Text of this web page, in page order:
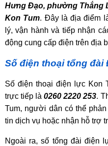
Hưng Đạo, phường Thắng
Kon Tum. Đây là địa điểm
lý, vận hành và tiếp nhận
động cung cấp điện trên địa
Số điện thoại tổng
Số điện thoại điện lực Kon
trực tiếp là0260 2220 253.
Tum, người dân có thể
tin dịch vụ hoặc nhận hỗ trợ
Ngoài ra, số tổng đài điện